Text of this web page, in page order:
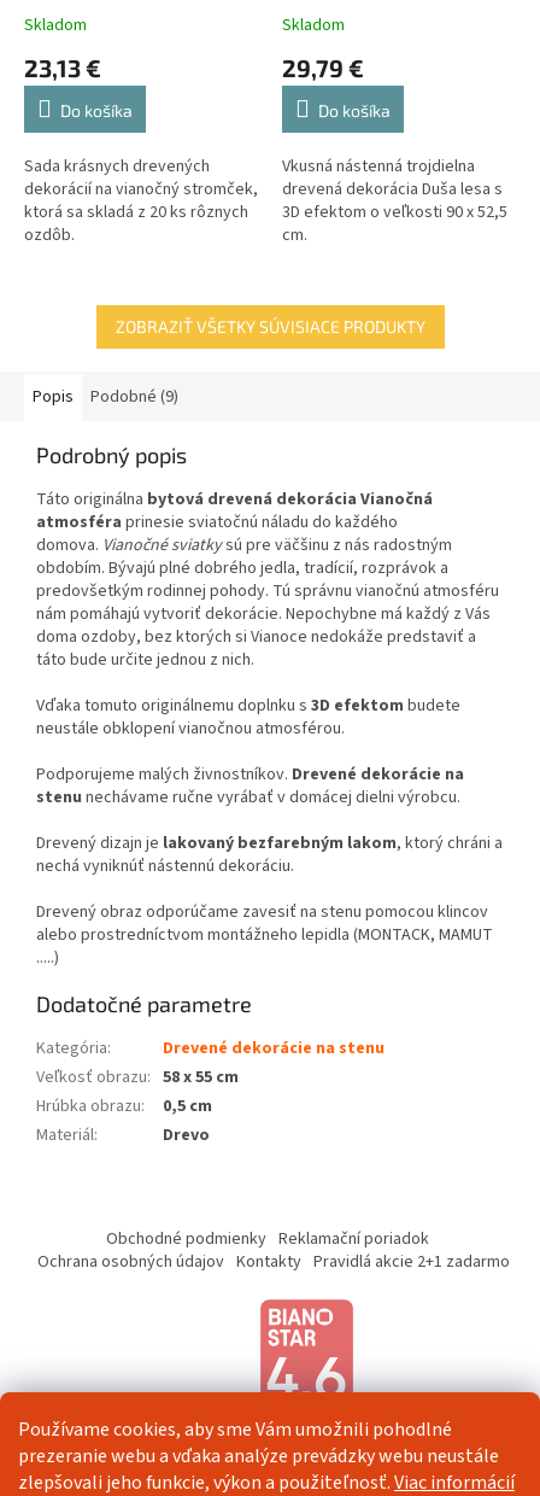
Používame cookies, aby sme Vám umožnili pohodlné
prezeranie webu a vďaka analýze prevádzky webu neustále
zlepšovali jeho funkcie, výkon a použiteľnosť.Viac informácií
Skladom
23,13 €
Do košíka
Sada krásnych drevených
dekorácií na vianočný stromček,
ktorá sa skladá z 20 ks rôznych
ozdôb.
Skladom
29,79 €
Do košíka
Vkusná nástenná trojdielna
drevená dekorácia Duša lesa s
3D efektom o veľkosti 90 x 52,5
cm.
ZOBRAZIŤ VŠETKY SÚVISIACE PRODUKTY
Popis Podobné (9)
Podrobný popis
Táto originálna bytová drevená dekorácia Vianočná
atmosféra prinesie sviatočnú náladu do každého
domova. Vianočné sviatkysú pre väčšinu z nás radostným
obdobím. Bývajú plné dobrého jedla, tradícií, rozprávok a
predovšetkým rodinnej pohody. Tú správnu vianočnú atmosféru
nám pomáhajú vytvoriť dekorácie. Nepochybne má každý z Vás
doma ozdoby, bez ktorých si Vianoce nedokáže predstaviť a
táto bude určite jednou z nich.
Vďaka tomuto originálnemu doplnku s 3D efektom budete
neustále obklopení vianočnou atmosférou.
Podporujeme malých živnostníkov. Drevené dekorácie na
stenu nechávame ručne vyrábať v domácej dielni výrobcu.
Drevený dizajn je lakovaný bezfarebným lakom, ktorý chráni a
nechá vyniknúť nástennú dekoráciu.
Drevený obraz odporúčame zavesiť na stenu pomocou klincov
alebo prostredníctvom montážneho lepidla (MONTACK, MAMUT
.....)
Dodatočné parametre
Kategória:
Drevené dekorácie na stenu
Veľkosť obrazu: 58 x 55 cm
Hrúbka obrazu:
0,5 cm
Materiál: Drevo
Obchodné podmienky Reklamační poriadok
Ochrana osobných údajov Kontakty Pravidlá akcie 2+1 zadarmo